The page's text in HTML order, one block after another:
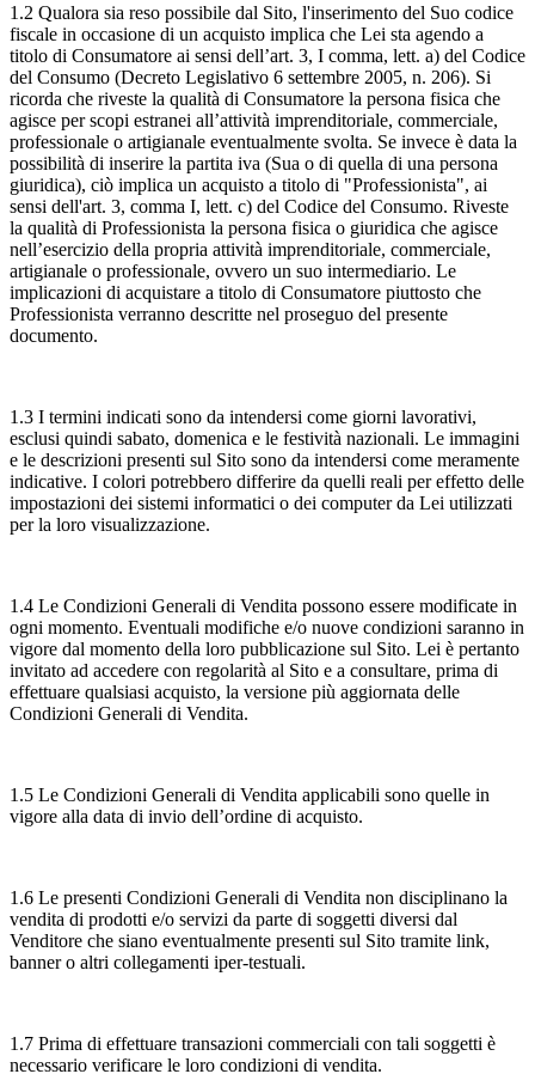
1.2 Qualora sia reso possibile dal Sito, l'inserimento del Suo codice
fiscale in occasione di un acquisto implica che Lei sta agendo a
titolo di Consumatore ai sensi dell’art. 3, I comma, lett. a) del Codice
del Consumo (Decreto Legislativo 6 settembre 2005, n. 206). Si
ricorda che riveste la qualità di Consumatore la persona fisica che
agisce per scopi estranei all’attività imprenditoriale, commerciale,
professionale o artigianale eventualmente svolta. Se invece è data la
possibilità di inserire la partita iva (Sua o di quella di una persona
giuridica), ciò implica un acquisto a titolo di "Professionista", ai
sensi dell'art. 3, comma I, lett. c) del Codice del Consumo. Riveste
la qualità di Professionista la persona fisica o giuridica che agisce
nell’esercizio della propria attività imprenditoriale, commerciale,
artigianale o professionale, ovvero un suo intermediario. Le
implicazioni di acquistare a titolo di Consumatore piuttosto che
Professionista verranno descritte nel proseguo del presente
documento.
1.3 I termini indicati sono da intendersi come giorni lavorativi,
esclusi quindi sabato, domenica e le festività nazionali. Le immagini
e le descrizioni presenti sul Sito sono da intendersi come meramente
indicative. I colori potrebbero differire da quelli reali per effetto delle
impostazioni dei sistemi informatici o dei computer da Lei utilizzati
per la loro visualizzazione.
1.4 Le Condizioni Generali di Vendita possono essere modificate in
ogni momento. Eventuali modifiche e/o nuove condizioni saranno in
vigore dal momento della loro pubblicazione sul Sito. Lei è pertanto
invitato ad accedere con regolarità al Sito e a consultare, prima di
effettuare qualsiasi acquisto, la versione più aggiornata delle
Condizioni Generali di Vendita.
1.5 Le Condizioni Generali di Vendita applicabili sono quelle in
vigore alla data di invio dell’ordine di acquisto.
1.6 Le presenti Condizioni Generali di Vendita non disciplinano la
vendita di prodotti e/o servizi da parte di soggetti diversi dal
Venditore che siano eventualmente presenti sul Sito tramite link,
banner o altri collegamenti iper-testuali.
1.7 Prima di effettuare transazioni commerciali con tali soggetti è
necessario verificare le loro condizioni di vendita.